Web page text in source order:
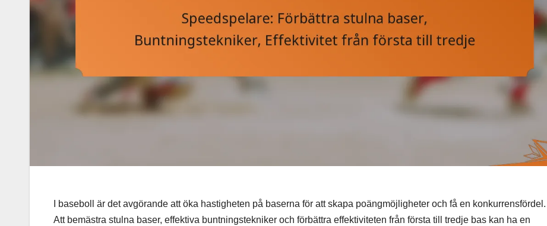
I baseboll är det avgörande att öka hastigheten på baserna för att skapa poängmöjligheter och få en konkurrensfördel.
Att bemästra stulna baser, effektiva buntningstekniker och förbättra effektiviteten från första till tredje bas kan ha en